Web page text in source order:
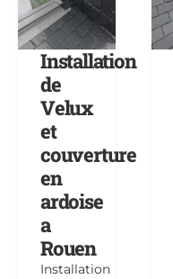
Installation
de
Velux
et
couverture
en
ardoise
a
Rouen
Installation